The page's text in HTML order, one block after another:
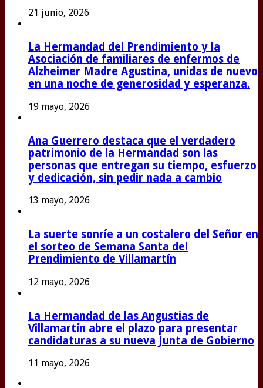
21 junio, 2026
La Hermandad del Prendimiento y la
Asociación de familiares de enfermos de
Alzheimer Madre Agustina, unidas de nuevo
en una noche de generosidad y esperanza.
19 mayo, 2026
Ana Guerrero destaca que el verdadero
patrimonio de la Hermandad son las
personas que entregan su tiempo, esfuerzo
y dedicación, sin pedir nada a cambio
13 mayo, 2026
La suerte sonríe a un costalero del Señor en
el sorteo de Semana Santa del
Prendimiento de Villamartín
12 mayo, 2026
La Hermandad de las Angustias de
Villamartín abre el plazo para presentar
candidaturas a su nueva Junta de Gobierno
11 mayo, 2026